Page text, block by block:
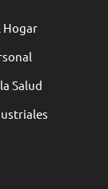
Hogar
Salud